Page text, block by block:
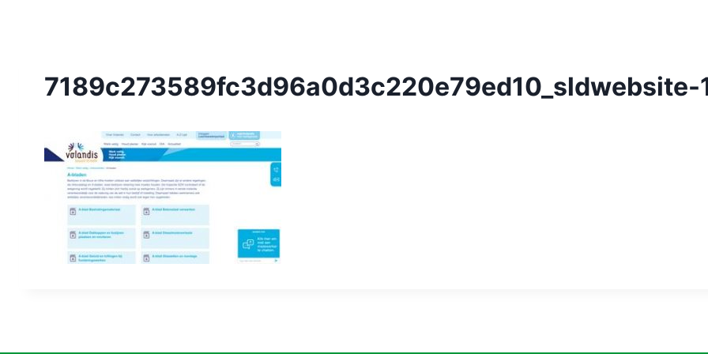
7189c273589fc3d96a0d3c220e79ed10_sldwebsite-